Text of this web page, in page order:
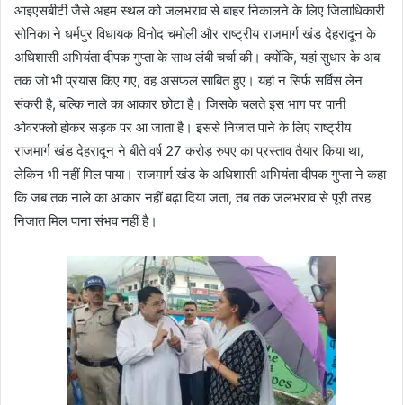
आइएसबीटी जैसे अहम स्थल को जलभराव से बाहर निकालने के लिए जिलाधिकारी
सोनिका ने धर्मपुर विधायक विनोद चमोली और राष्ट्रीय राजमार्ग खंड देहरादून के
अधिशासी अभियंता दीपक गुप्ता के साथ लंबी चर्चा की। क्योंकि, यहां सुधार के अब
तक जो भी प्रयास किए गए, वह असफल साबित हुए। यहां न सिर्फ सर्विस लेन
संकरी है, बल्कि नाले का आकार छोटा है। जिसके चलते इस भाग पर पानी
ओवरफ्लो होकर सड़क पर आ जाता है। इससे निजात पाने के लिए राष्ट्रीय
राजमार्ग खंड देहरादून ने बीते वर्ष 27 करोड़ रुपए का प्रस्ताव तैयार किया था,
लेकिन भी नहीं मिल पाया। राजमार्ग खंड के अधिशासी अभियंता दीपक गुप्ता ने कहा
कि जब तक नाले का आकार नहीं बढ़ा दिया जता, तब तक जलभराव से पूरी तरह
निजात मिल पाना संभव नहीं है।